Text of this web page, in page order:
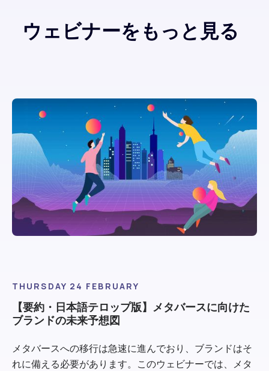
ウェビナーをもっと見る
THURSDAY 24 FEBRUARY
【要約・日本語テロップ版】メタバースに向けた
ブランドの未来予想図
メタバースへの移行は急速に進んでおり、ブランドはそ
れに備える必要があります。このウェビナーでは、メタ